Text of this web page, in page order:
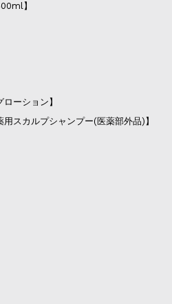
】
ーション】
用スカルプシャンプー(医薬部外品)】